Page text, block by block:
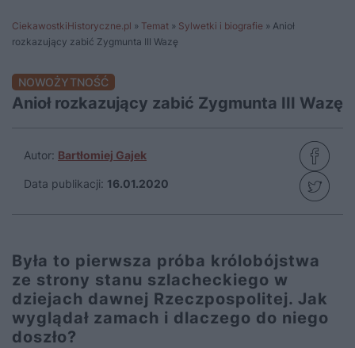
CiekawostkiHistoryczne.pl » Temat » Sylwetki i biografie » Anioł
rozkazujący zabić Zygmunta III Wazę
NOWOŻYTNOŚĆ
Anioł rozkazujący zabić Zygmunta III Wazę
Autor: Bartłomiej Gajek
Data publikacji: 16.01.2020
Była to pierwsza próba królobójstwa
ze strony stanu szlacheckiego w
dziejach dawnej Rzeczpospolitej. Jak
wyglądał zamach i dlaczego do niego
doszło?